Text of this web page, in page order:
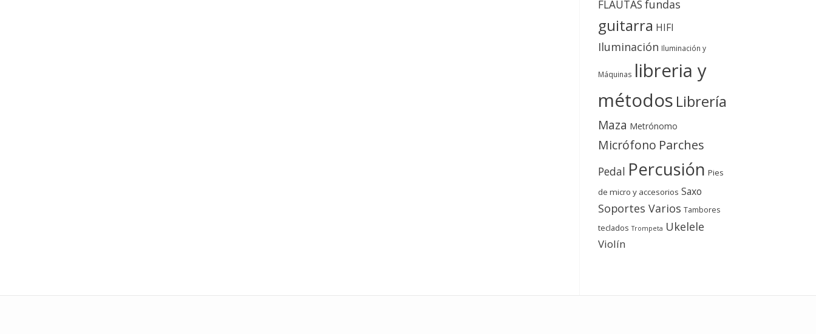
FLAUTAS fundas
guitarra HIFI
Iluminación Iluminación y
Máquinas libreria y
métodos Librería
Maza Metrónomo
Micrófono Parches
Pedal Percusión Pies
de micro y accesorios Saxo
Soportes Varios Tambores
teclados Trompeta Ukelele
Violín